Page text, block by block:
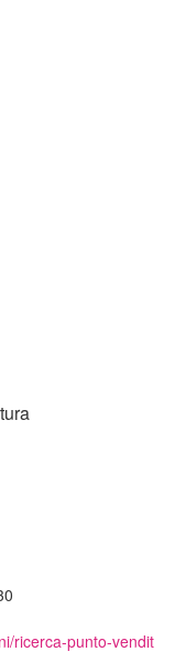
ricerca-punto-vendit